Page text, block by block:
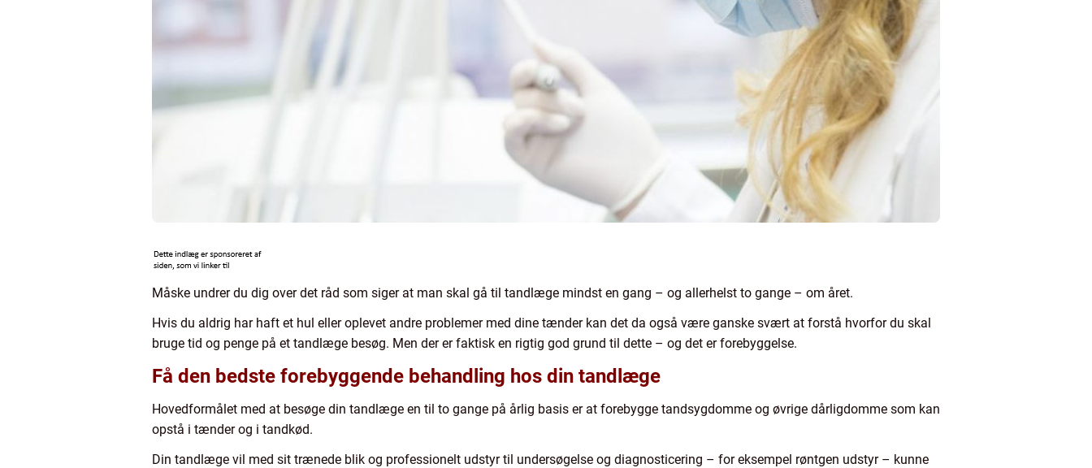
Måske undrer du dig over det råd som siger at man skal gå til tandlæge mindst en gang – og allerhelst to gange – om året.
Hvis du aldrig har haft et hul eller oplevet andre problemer med dine tænder kan det da også være ganske svært at forstå hvorfor du skal
bruge tid og penge på et tandlæge besøg. Men der er faktisk en rigtig god grund til dette – og det er forebyggelse.
Få den bedste forebyggende behandling hos din tandlæge
Hovedformålet med at besøge din tandlæge en til to gange på årlig basis er at forebygge tandsygdomme og øvrige dårligdomme som kan
opstå i tænder og i tandkød.
Din tandlæge vil med sit trænede blik og professionelt udstyr til undersøgelse og diagnosticering – for eksempel røntgen udstyr – kunne